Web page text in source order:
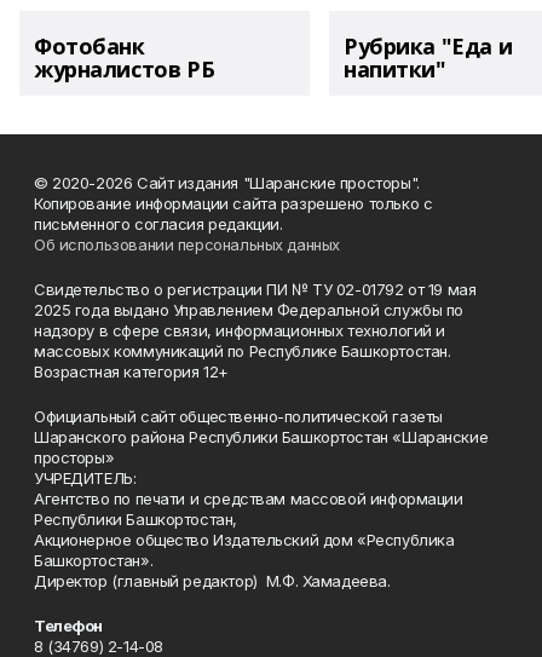
Фотобанк
журналистов РБ
Рубрика "Еда и
напитки"
© 2020-2026 Сайт издания "Шаранские просторы".
Копирование информации сайта разрешено только с
письменного согласия редакции.
Об использовании персональных данных
Свидетельство о регистрации ПИ № ТУ 02-01792 от 19 мая
2025 года выдано Управлением Федеральной службы по
надзору в сфере связи, информационных технологий и
массовых коммуникаций по Республике Башкортостан.
Возрастная категория 12+
Официальный сайт общественно-политической газеты
Шаранского района Республики Башкортостан «Шаранские
просторы»
УЧРЕДИТЕЛЬ:
Агентство по печати и средствам массовой информации
Республики Башкортостан,
Акционерное общество Издательский дом «Республика
Башкортостан».
Директор (главный редактор) М.Ф. Хамадеева.
Телефон
8 (34769) 2-14-08